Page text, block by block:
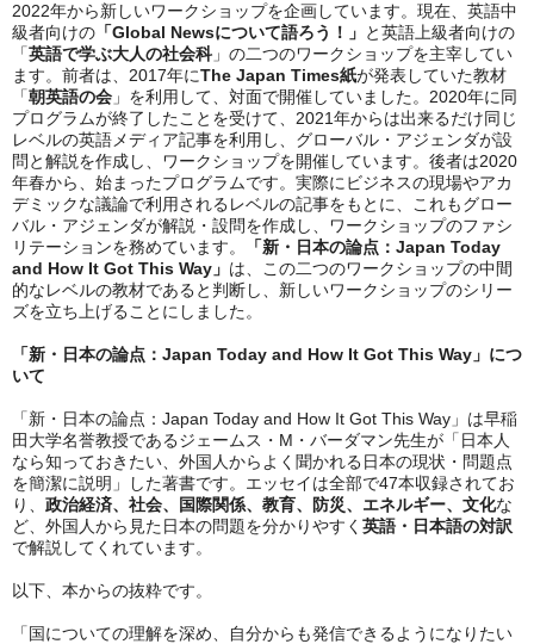
2022年から新しいワークショップを企画しています。現在、英語中
級者向けの 「Global Newsについて語ろう！」 と英語上級者向けの
「英語で学ぶ大人の社会科 」の二つのワークショップを主宰してい
ます。前者は、2017年にThe Japan Times紙が発表していた教材
「朝英語の会 」を利用して、対面で開催していました。2020年に同
プログラムが終了したことを受けて、2021年からは出来るだけ同じ
レベルの英語メディア記事を利用し、グローバル・アジェンダが設
問と解説を作成し、ワークショップを開催しています。後者は2020
年春から、始まったプログラムです。実際にビジネスの現場やアカ
デミックな議論で利用されるレベルの記事をもとに、これもグロー
バル・アジェンダが解説・設問を作成し、ワークショップのファシ
リテーションを務めています。
「新・日本の論点：Japan Today
and How It Got This Way」 は、この二つのワークショップの中間
的なレベルの教材であると判断し、新しいワークショップのシリー
ズを立ち上げることにしました。
「新・日本の論点：Japan Today and How It Got This Way」につ
いて
「新・日本の論点：Japan Today and How It Got This Way」は早稲
田大学名誉教授であるジェームス・M・バーダマン先生が「日本人
なら知っておきたい、外国人からよく聞かれる日本の現状・問題点
を簡潔に説明」した著書です。エッセイは全部で47本収録されてお
り、 政治経済、社会、国際関係、教育、防災、エネルギー、文化な
ど、外国人から見た日本の問題を分かりやすく 英語・日本語の対訳
で解説してくれています。
以下、本からの抜粋です。
「国についての理解を深め、自分からも発信できるようになりたい